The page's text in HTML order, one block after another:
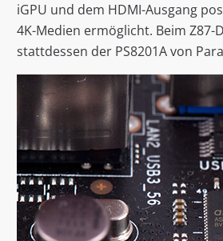
iGPU und dem HDMI-Ausgang
4K-Medien ermöglicht. Beim Z87-
stattdessen der PS8201A von